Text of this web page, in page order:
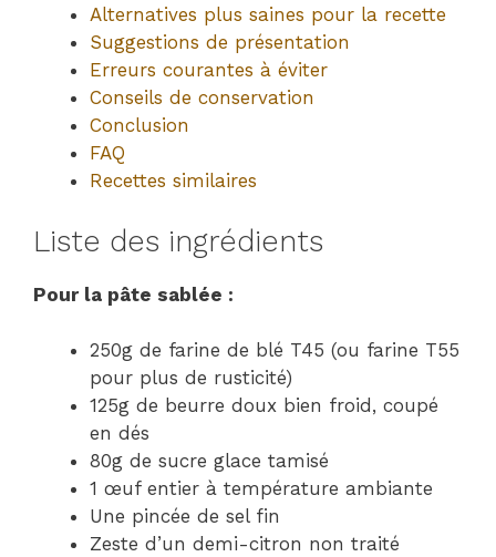
Alternatives plus saines pour la recette
Suggestions de présentation
Erreurs courantes à éviter
Conseils de conservation
Conclusion
FAQ
Recettes similaires
Liste des ingrédients
Pour la pâte sablée :
250g de farine de blé T45 (ou farine T55
pour plus de rusticité)
125g de beurre doux bien froid, coupé
en dés
80g de sucre glace tamisé
1 œuf entier à température ambiante
Une pincée de sel fin
Zeste d’un demi-citron non traité